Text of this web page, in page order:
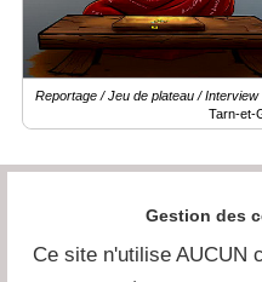
Reportage / Jeu de plateau / Interview
Tarn-et-
Gestion des
Ce site n'utilise AUCUN